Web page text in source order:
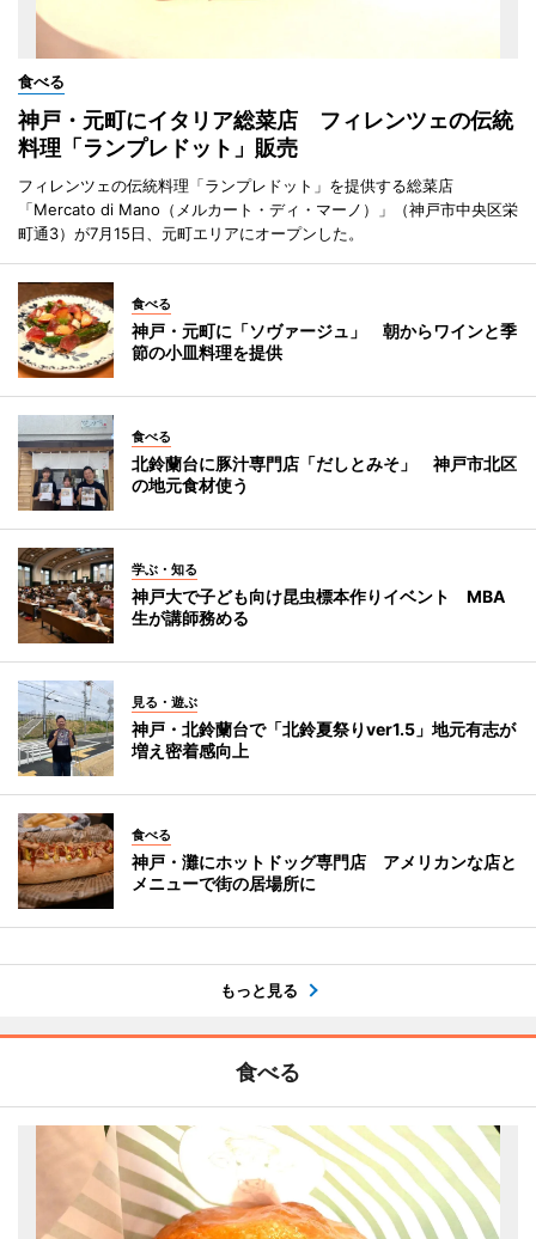
食べる
神戸・元町にイタリア総菜店 フィレンツェの伝統
料理「ランプレドット」販売
フィレンツェの伝統料理「ランプレドット」を提供する総菜店
「Mercato di Mano（メルカート・ディ・マーノ）」（神戸市中央区栄
町通3）が7月15日、元町エリアにオープンした。
食べる
神戸・元町に「ソヴァージュ」 朝からワインと季
節の小皿料理を提供
食べる
北鈴蘭台に豚汁専門店「だしとみそ」 神戸市北区
の地元食材使う
学ぶ・知る
神戸大で子ども向け昆虫標本作りイベント MBA
生が講師務める
見る・遊ぶ
神戸・北鈴蘭台で「北鈴夏祭りver1.5」地元有志が
増え密着感向上
食べる
神戸・灘にホットドッグ専門店 アメリカンな店と
メニューで街の居場所に
もっと見る
食べる